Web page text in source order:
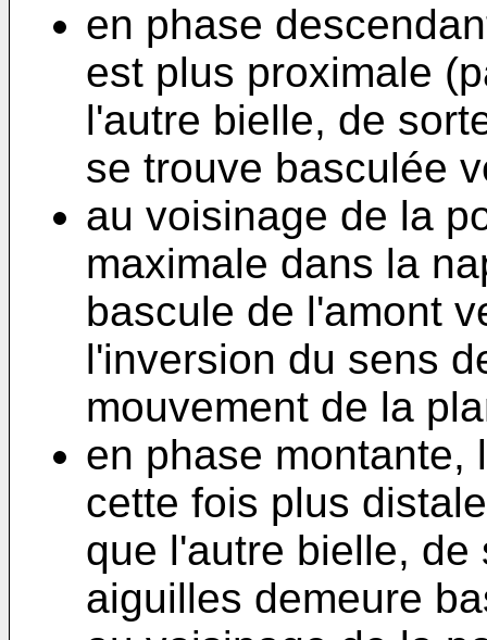
en phase
est plus proximale
l'autre bielle, de
se trouve basculée
au voisinage de la
maximale dans la
bascule de l'amont
l'inversion du sens
mouvement de la
en phase montante,
cette fois plus
que l'autre bielle,
aiguilles demeure